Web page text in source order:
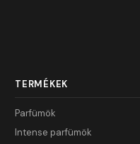
TERMÉKEK
Parfümök
Intense parfümök